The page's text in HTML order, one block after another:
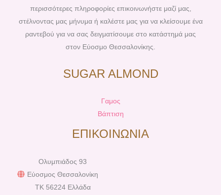
περισσότερες πληροφορίες επικοινωνήστε μαζί μας,
στέλνοντας μας μήνυμα ή καλέστε μας για να κλείσουμε ένα
ραντεβού για να σας δειγματίσουμε στο κατάστημά μας
στον Εύοσμο Θεσσαλονίκης.
SUGAR ALMOND
Γαμος
Βάπτιση
ΕΠΙΚΟΙΝΩΝΙΑ
Ολυμπιάδος 93
Εύοσμος Θεσσαλονίκη
TK 56224 Ελλάδα